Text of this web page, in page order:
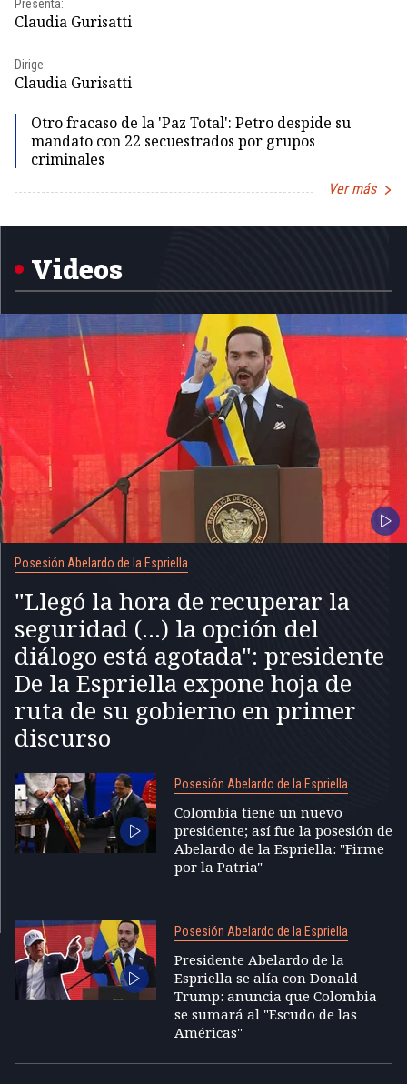
Presenta:
Claudia Gurisatti
Dirige:
Claudia Gurisatti
Otro fracaso de la 'Paz Total': Petro despide su
mandato con 22 secuestrados por grupos
criminales
Ver más
1
Videos
Posesión Abelardo de la Espriella
"Llegó la hora de recuperar la
seguridad (...) la opción del
diálogo está agotada": presidente
De la Espriella expone hoja de
ruta de su gobierno en primer
discurso
Posesión Abelardo de la Espriella
Colombia tiene un nuevo
presidente; así fue la posesión de
Abelardo de la Espriella: "Firme
por la Patria"
Posesión Abelardo de la Espriella
Presidente Abelardo de la
Espriella se alía con Donald
Trump: anuncia que Colombia
se sumará al "Escudo de las
Américas"